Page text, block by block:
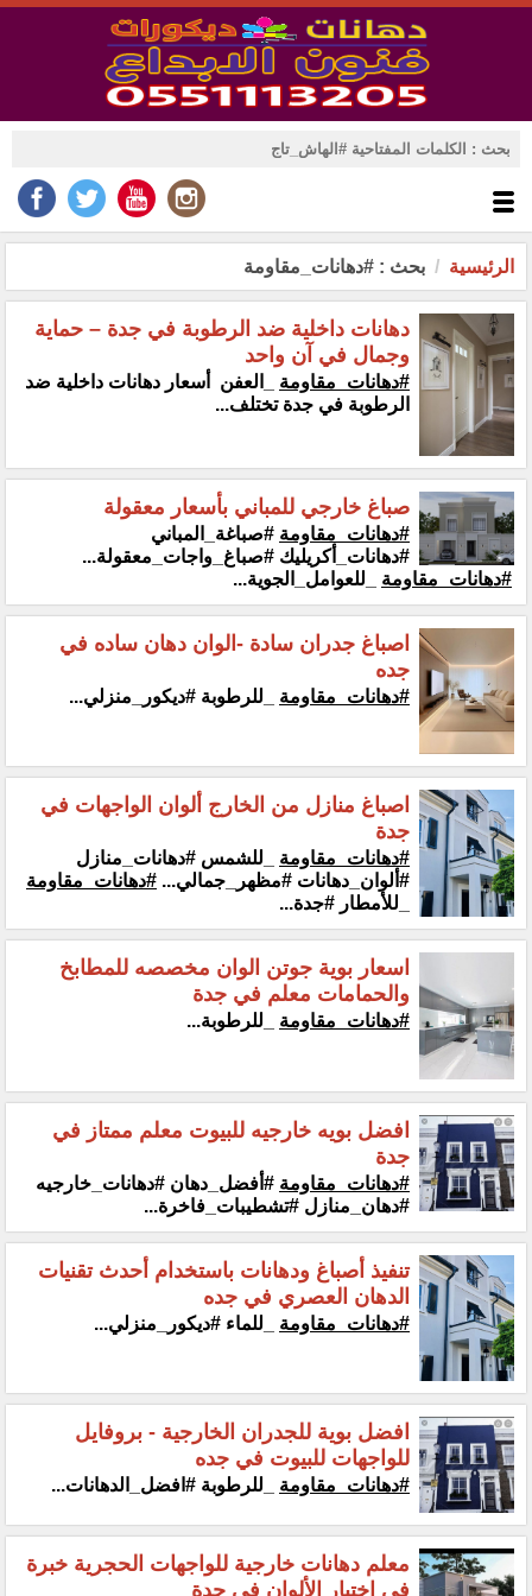
الرئيسية بحث : #دهانات_مقاومة
دهانات داخلية ضد الرطوبة في جدة – حماية
وجمال في آن واحد
#دهانات_مقاومة _العفن أسعار دهانات داخلية ضد
الرطوبة في جدة تختلف...
صباغ خارجي للمباني بأسعار معقولة
#دهانات_مقاومة #صباغة_المباني
#دهانات_أكريليك #صباغ_واجات_معقولة...
#دهانات_مقاومة _للعوامل_الجوية...
اصباغ جدران سادة -الوان دهان ساده في
جده
#دهانات_مقاومة _للرطوبة #ديكور_منزلي...
اصباغ منازل من الخارج ألوان الواجهات في
جدة
#دهانات_مقاومة _للشمس #دهانات_منازل
#ألوان_دهانات #مظهر_جمالي... #دهانات_مقاومة
_للأمطار #جدة...
اسعار بوية جوتن الوان مخصصه للمطابخ
والحمامات معلم في جدة
#دهانات_مقاومة _للرطوبة...
افضل بويه خارجيه للبيوت معلم ممتاز في
جدة
#دهانات_مقاومة #أفضل_دهان #دهانات_خارجيه
#دهان_منازل #تشطيبات_فاخرة...
تنفيذ أصباغ ودهانات باستخدام أحدث تقنيات
الدهان العصري في جده
#دهانات_مقاومة _للماء #ديكور_منزلي...
افضل بوية للجدران الخارجية - بروفايل
للواجهات للبيوت في جده
#دهانات_مقاومة _للرطوبة #افضل_الدهانات...
معلم دهانات خارجية للواجهات الحجرية خبرة
في اختيار الألوان في جدة